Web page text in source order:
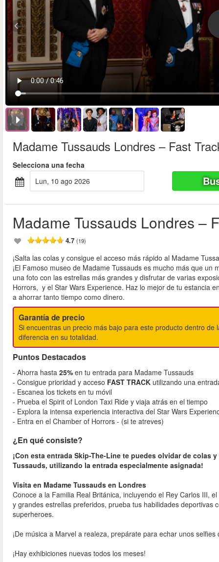
Madame Tussauds Londres – Fast
Selecciona una fecha
lun, 10 ago 2026
Madame Tussauds Londres –
4.7 (19)
¡Salta las colas y consigue el acceso más rápido al Madame
¡El Famoso museo de Madame Tussauds es mucho más que
una foto con las estrellas más grandes y disfrutar de varias
Horrors, y el Star Wars Experience. Haz lo mejor de tu estancia
a ahorrar tanto tiempo como dinero.
Garantía de precio
Si encuentras un precio más bajo para este producto dentro
diferencia en su totalidad.
Puntos Destacados
- Ahorra hasta 25% en tu entrada para Madame Tussauds
- Consigue prioridad y acceso FAST TRACK utilizando una
- Escanea los tickets en tu móvil
- Prueba el Spirit of London Taxi Ride y viaja atrás en el tiempo
- Explora la intensa experiencia interactiva del Star Wars
- Entra en el Chamber of Horrors - (si te atreves)
¿En qué consiste?
¡Con esta entrada Skip-The-Line te puedes olvidar de colas
Tussauds, utilizando la entrada especialmente asignada!
Visita en Madame Tussauds en Londres
Conoce a la Familia Real Británica, incluyendo el Rey Carlos III,
y grandes estrellas preferidos, prueba tus habilidades
superheroes.
¡De música a Marvel a realeza, prepárate para echar unos
¡Hay exhibiciones nuevas todos los meses!